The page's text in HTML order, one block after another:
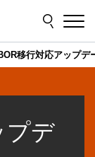
移行対応アップデ
プデ